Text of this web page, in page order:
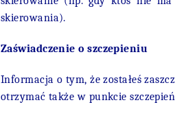
skierowania).
Zaświadczenie o szczepieniu
Informacja o tym, że zostałeś
otrzymać także w punkcie